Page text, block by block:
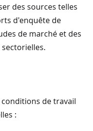
des sources telles
d'enquête de
de marché et des
conditions de travail
: